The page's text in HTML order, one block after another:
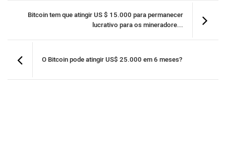
Bitcoin tem que atingir US $ 15.000 para permanecer
lucrativo para os mineradore...
O Bitcoin pode atingir US$ 25.000 em 6 meses?